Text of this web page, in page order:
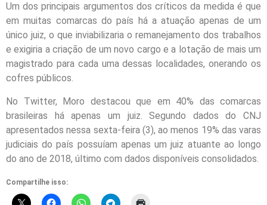
Um dos principais argumentos dos críticos da medida é que
em muitas comarcas do país há a atuação apenas de um
único juiz, o que inviabilizaria o remanejamento dos trabalhos
e exigiria a criação de um novo cargo e a lotação de mais um
magistrado para cada uma dessas localidades, onerando os
cofres públicos.
No Twitter, Moro destacou que em 40% das comarcas
brasileiras há apenas um juiz. Segundo dados do CNJ
apresentados nessa sexta-feira (3), ao menos 19% das varas
judiciais do país possuíam apenas um juiz atuante ao longo
do ano de 2018, último com dados disponíveis consolidados.
Compartilhe isso: